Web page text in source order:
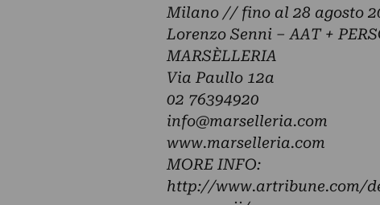
Milano // fino al 28 agosto
Lorenzo Senni – AAT +
MARSÈLLERIA
Via Paullo 12a
02 76394920
info@marselleria.com
www.marselleria.com
MORE INFO:
http://www.artribune.com/